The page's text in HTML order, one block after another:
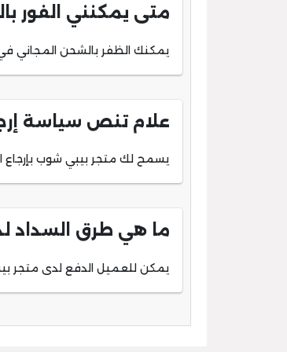
متى يمكنني الفور
يمكنك الظفر بالشحن المجاني في حال
علام تنص سياسة
يسمح لك متجر بيبي شوب بإرجاع المنتجات في
ما هي طرق السداد
يمكن للعميل الدفع لدى متجر